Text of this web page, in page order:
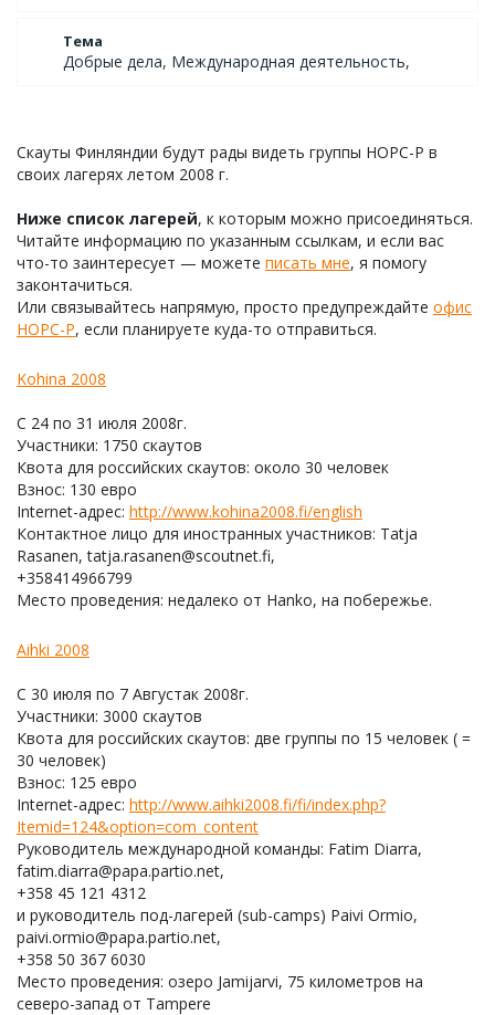
Тема
Добрые дела, Международная деятельность,
Скауты Финляндии будут рады видеть группы НОРС-Р в
своих лагерях летом 2008 г.
Ниже список лагерей, к которым можно присоединяться.
Читайте информацию по указанным ссылкам, и если вас
что-то заинтересует — можете писать мне, я помогу
законтачиться.
Или связывайтесь напрямую, просто предупреждайте офис
НОРС-Р, если планируете куда-то отправиться.
Kohina 2008
С 24 по 31 июля 2008г.
Участники: 1750 скаутов
Квота для российских скаутов: около 30 человек
Взнос: 130 евро
Internet-адрес: http://www.kohina2008.fi/english
Контактное лицо для иностранных участников: Tatja
Rasanen, tatja.rasanen@scoutnet.fi,
+358414966799
Место проведения: недалеко от Hanko, на побережье.
Aihki 2008
С 30 июля по 7 Августак 2008г.
Участники: 3000 скаутов
Квота для российских скаутов: две группы по 15 человек ( =
30 человек)
Взнос: 125 евро
Internet-адрес: http://www.aihki2008.fi/fi/index.php?
Itemid=124&option=com_content
Руководитель международной команды: Fatim Diarra,
fatim.diarra@papa.partio.net,
+358 45 121 4312
и руководитель под-лагерей (sub-camps) Paivi Ormio,
paivi.ormio@papa.partio.net,
+358 50 367 6030
Место проведения: озеро Jamijarvi, 75 километров на
северо-запад от Tampere